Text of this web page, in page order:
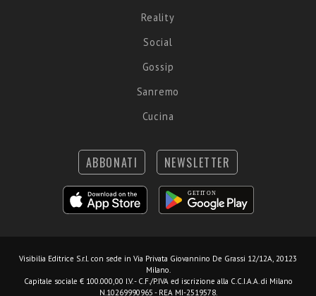
Reality
Social
Gossip
Sanremo
Cucina
ABBONATI NEWSLETTER
Visibilia Editrice S.r.l. con sede in Via Privata Giovannino De Grassi 12/12A, 20123
Milano.
Capitale sociale € 100.000,00 I.V. - C.F./P.IVA ed iscrizione alla C.C.I.A.A. di Milano
N.10269990965 - REA MI-2519578.